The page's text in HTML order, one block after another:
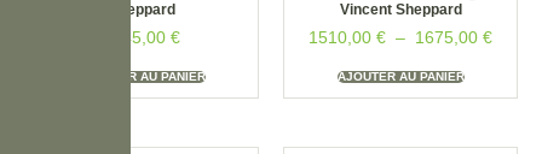
Sheppard
4345,00 €
AJOUTER AU PANIER
Vincent Sheppard
1510,00 € – 1675,00 €
AJOUTER AU PANIER